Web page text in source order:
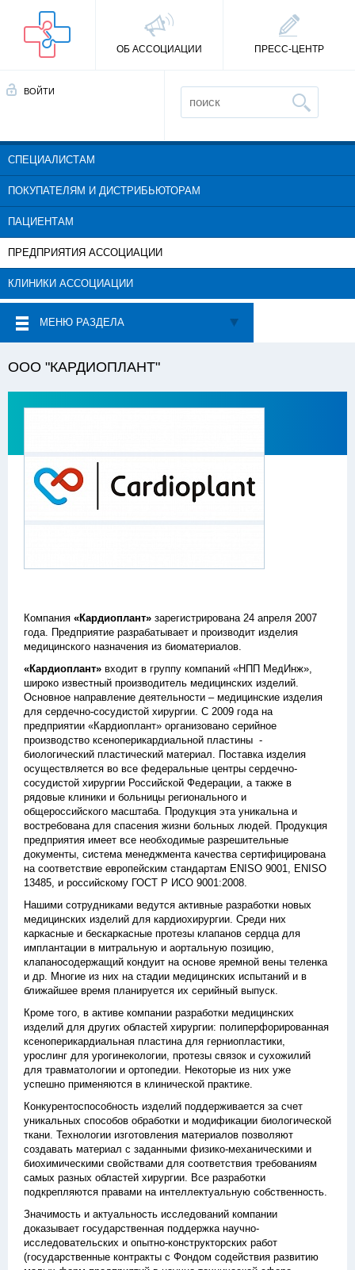
ОБ АССОЦИАЦИИ ПРЕСС-ЦЕНТР
ВОЙТИ
СПЕЦИАЛИСТАМ
ПОКУПАТЕЛЯМ И ДИСТРИБЬЮТОРАМ
ПАЦИЕНТАМ
ПРЕДПРИЯТИЯ АССОЦИАЦИИ
КЛИНИКИ АССОЦИАЦИИ
МЕНЮ РАЗДЕЛА
ООО "КАРДИОПЛАНТ"
Компания «Кардиоплант» зарегистрирована 24 апреля 2007
года. Предприятие разрабатывает и производит изделия
медицинского назначения из биоматериалов.
«Кардиоплант» входит в группу компаний «НПП МедИнж»,
широко известный производитель медицинских изделий.
Основное направление деятельности – медицинские изделия
для сердечно-сосудистой хирургии. С 2009 года на
предприятии «Кардиоплант» организовано серийное
производство ксеноперикардиальной пластины -
биологический пластический материал. Поставка изделия
осуществляется во все федеральные центры сердечно-
сосудистой хирургии Российской Федерации, а также в
рядовые клиники и больницы регионального и
общероссийского масштаба. Продукция эта уникальна и
востребована для спасения жизни больных людей. Продукция
предприятия имеет все необходимые разрешительные
документы, система менеджмента качества сертифицирована
на соответствие европейским стандартам ENISO 9001, ENISO
13485, и российскому ГОСТ Р ИСО 9001:2008.
Нашими сотрудниками ведутся активные разработки новых
медицинских изделий для кардиохирургии. Среди них
каркасные и бескаркасные протезы клапанов сердца для
имплантации в митральную и аортальную позицию,
клапаносодержащий кондуит на основе яремной вены теленка
и др. Многие из них на стадии медицинских испытаний и в
ближайшее время планируется их серийный выпуск.
Кроме того, в активе компании разработки медицинских
изделий для других областей хирургии: полиперфорированная
ксеноперикардиальная пластина для герниопластики,
урослинг для урогинекологии, протезы связок и сухожилий
для травматологии и ортопедии. Некоторые из них уже
успешно применяются в клинической практике.
Конкурентоспособность изделий поддерживается за счет
уникальных способов обработки и модификации биологической
ткани. Технологии изготовления материалов позволяют
создавать материал с заданными физико-механическими и
биохимическими свойствами для соответствия требованиям
самых разных областей хирургии. Все разработки
подкрепляются правами на интеллектуальную собственность.
Значимость и актуальность исследований компании
доказывает государственная поддержка научно-
исследовательских и опытно-конструкторских работ
(государственные контракты с Фондом содействия развитию